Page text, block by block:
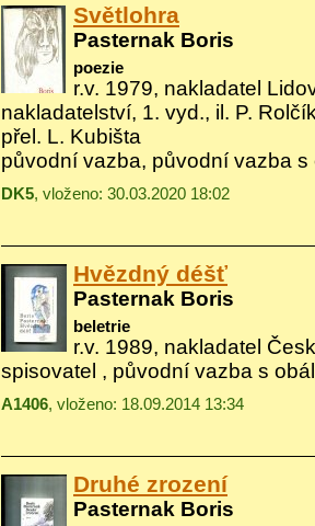
Světlohra
Pasternak Boris
poezie
r.v. 1979, nakladatel
nakladatelství, 1. vyd., il. P.
přel. L. Kubišta
původní vazba, původní vazba s
DK5, vloženo: 30.03.2020 18:02
Hvězdný déšť
Pasternak Boris
beletrie
r.v. 1989, nakladatel
spisovatel , původní vazba s
A1406, vloženo: 18.09.2014 13:34
Druhé zrození
Pasternak Boris